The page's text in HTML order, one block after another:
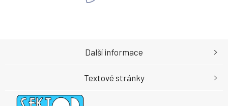
Další informace
Textové stránky